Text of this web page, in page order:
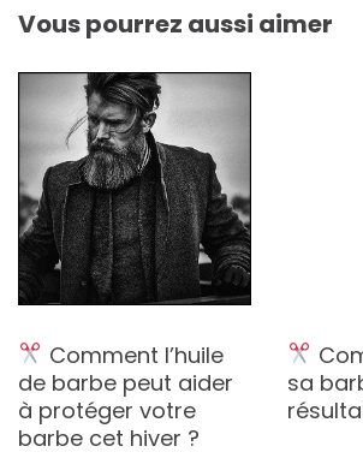
Vous pourrez aussi aimer
Comment l’huile
de barbe peut aider
à protéger votre
barbe cet hiver ?
sa